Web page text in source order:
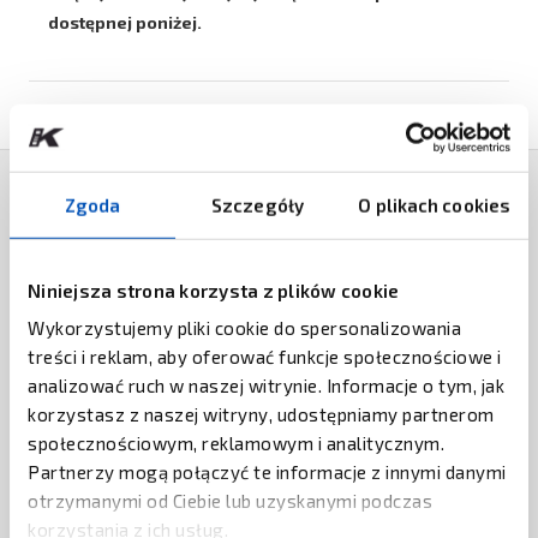
Zgoda Szczegóły O plikach cookies
Niniejsza strona korzysta z plików cookie
Wykorzystujemy pliki cookie do spersonalizowania
treści i reklam, aby oferować funkcje społecznościowe i
analizować ruch w naszej witrynie. Informacje o tym, jak
korzystasz z naszej witryny, udostępniamy partnerom
społecznościowym, reklamowym i analitycznym.
Partnerzy mogą połączyć te informacje z innymi danymi
otrzymanymi od Ciebie lub uzyskanymi podczas
korzystania z ich usług.
dostępnej poniżej.
PRODUKTY POWIĄZANE
Weryfikator kodów kreskowych
Axicon 15200
ZAPYTAJ O CENĘ
REA
Weryfikator kodów REA PC-Scan LD4
ZAPYTAJ O CENĘ